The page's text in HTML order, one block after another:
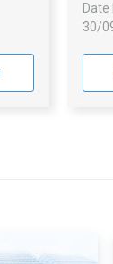
Date
30/